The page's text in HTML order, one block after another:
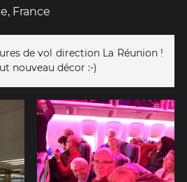
France
de vol direction La Réunion !
nouveau décor :-)